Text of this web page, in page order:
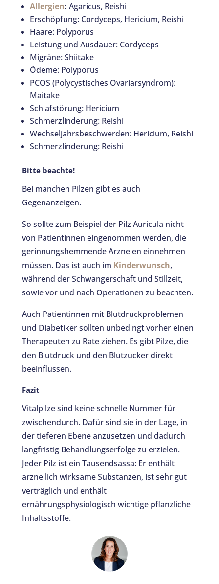
Allergien: Agaricus, Reishi
Erschöpfung: Cordyceps, Hericium, Reishi
Haare: Polyporus
Leistung und Ausdauer: Cordyceps
Migräne: Shiitake
Ödeme: Polyporus
PCOS (Polycystisches Ovariarsyndrom):
Maitake
Schlafstörung: Hericium
Schmerzlinderung: Reishi
Wechseljahrsbeschwerden: Hericium, Reishi
Schmerzlinderung: Reishi
Bitte beachte!
Bei manchen Pilzen gibt es auch
Gegenanzeigen.
So sollte zum Beispiel der Pilz Auricula nicht
von Patientinnen eingenommen werden, die
gerinnungshemmende Arzneien einnehmen
müssen. Das ist auch im Kinderwunsch,
während der Schwangerschaft und Stillzeit,
sowie vor und nach Operationen zu beachten.
Auch Patientinnen mit Blutdruckproblemen
und Diabetiker sollten unbedingt vorher einen
Therapeuten zu Rate ziehen. Es gibt Pilze, die
den Blutdruck und den Blutzucker direkt
beeinflussen.
Fazit
Vitalpilze sind keine schnelle Nummer für
zwischendurch. Dafür sind sie in der Lage, in
der tieferen Ebene anzusetzen und dadurch
langfristig Behandlungserfolge zu erzielen.
Jeder Pilz ist ein Tausendsassa: Er enthält
arzneilich wirksame Substanzen, ist sehr gut
verträglich und enthält
ernährungsphysiologisch wichtige pflanzliche
Inhaltsstoffe.